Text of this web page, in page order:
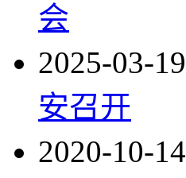
会
2025-03-19
安召开
2020-10-14